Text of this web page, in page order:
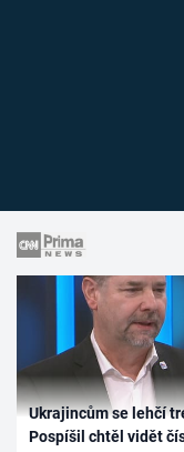
Ukrajincům se lehčí
Pospíšil chtěl vidět